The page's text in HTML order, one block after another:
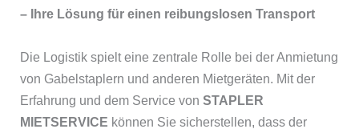
– Ihre Lösung für einen reibungslosen Transport
Die Logistik spielt eine zentrale Rolle bei der Anmietung
von Gabelstaplern und anderen Mietgeräten. Mit der
Erfahrung und dem Service von STAPLER
MIETSERVICE können Sie sicherstellen, dass der